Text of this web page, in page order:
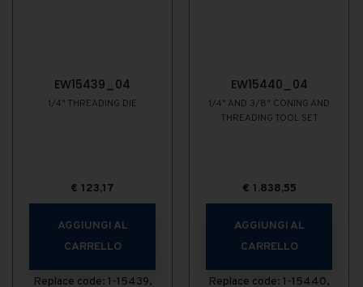
EW15439_04
1/4" THREADING DIE
€ 123,17
AGGIUNGI AL
CARRELLO
Replace code: 1-15439,
EW15440_04
1/4" AND 3/8" CONING AND
THREADING TOOL SET
€ 1.838,55
AGGIUNGI AL
CARRELLO
Replace code: 1-15440,